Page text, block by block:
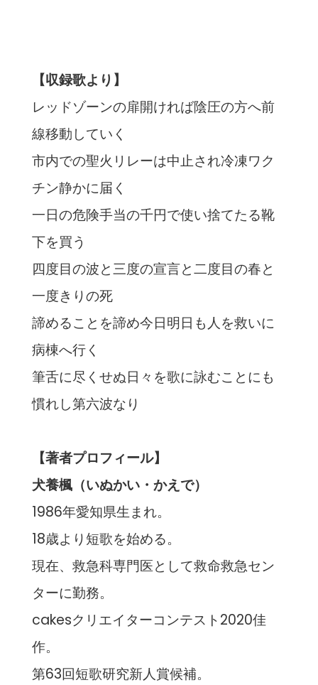
【収録歌より】
レッドゾーンの扉開ければ陰圧の方へ前
線移動していく
市内での聖火リレーは中止され冷凍ワク
チン静かに届く
一日の危険手当の千円で使い捨てたる靴
下を買う
四度目の波と三度の宣言と二度目の春と
一度きりの死
諦めることを諦め今日明日も人を救いに
病棟へ行く
筆舌に尽くせぬ日々を歌に詠むことにも
慣れし第六波なり
【著者プロフィール】
犬養楓（いぬかい・かえで）
1986年愛知県生まれ。
18歳より短歌を始める。
現在、救急科専門医として救命救急セン
ターに勤務。
cakesクリエイターコンテスト2020佳
作。
第63回短歌研究新人賞候補。